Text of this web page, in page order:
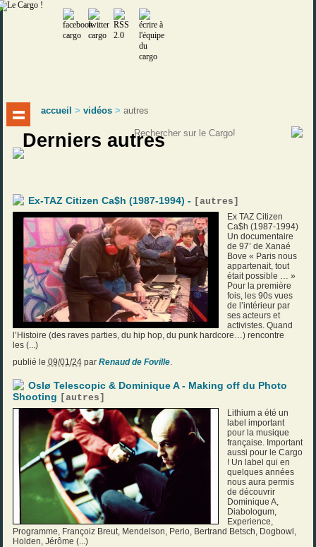
accueil >vidéos >autres
Derniers autres
Ex-TAZ Citizen Ca$h (1987-1994) - [autres ]
Ex TAZ Citizen
Ca$h (1987-1994)
Un documentaire
de 97’ de Xanaé
Bove « Paris nous
appartenait, tout
était possible … »
Pour la première
fois, les 90s vues
de l’intérieur par
ses acteurs et
activistes. Quand
l’Histoire (des raves parties, du hip hop, du punk hardcore…) rencontre
les (...)
publié le 09/01/24par Renaud de Foville.
Oslø Telescopic & Dominique A - Making off du Photo
Shooting [autres ]
Lithium a été un
label important
pour la musique
française. Important
aussi pour le Cargo
! Un label qui en
quelques années
nous aura permis
de découvrir
Dominique A,
Diabologum,
Experience,
Programme, Françoiz Breut, Mendelson, Perio, Bertrand Betsch, Dogbowl,
Holden, Jérôme (...)